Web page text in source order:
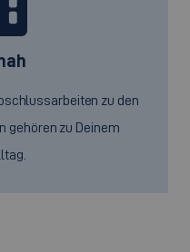
zu den
gehören zu Deinem